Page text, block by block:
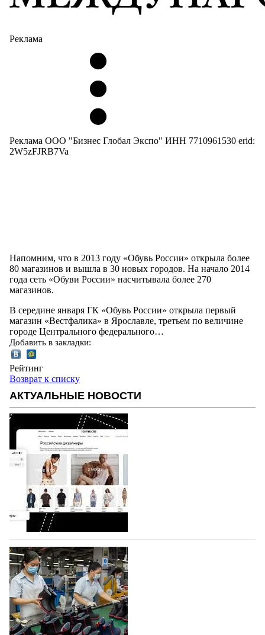
Реклама
Реклама ООО "Бизнес Глобал Экспо" ИНН 7710961530 erid:
2W5zFJRB7Va
Напомним, что в 2013 году «Обувь России» открыла более
80 магазинов и вышла в 30 новых городов. На начало 2014
года сеть «Обуви России» насчитывала более 270
магазинов.
В середине января ГК «Обувь России» открыла первый
магазин «Вестфалика» в Ярославле, третьем по величине
городе Центрального федерального…
Добавить в закладки:
Рейтинг
Возврат к списку
АКТУАЛЬНЫЕ НОВОСТИ
На платформе Lamoda - новый раздел и
условия продвижения локальных
дизайнерских марок
Российский маркетплейс Lamoda решил обновить
раздел для продажи продукции локальных